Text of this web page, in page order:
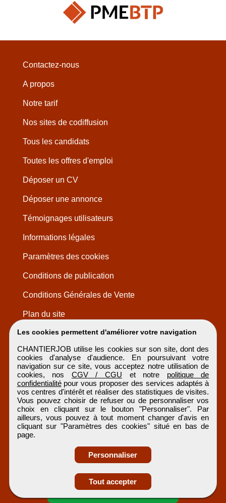
Obtenir ses
coordonnées
Les cookies permettent d'améliorer votre navigation
CHANTIERJOB utilise les cookies sur son site, dont des
cookies d'analyse d'audience. En poursuivant votre
navigation sur ce site, vous acceptez notre utilisation de
cookies, nos CGV / CGU et notre politique de
confidentialitépour vous proposer des services adaptés à
vos centres d'intérêt et réaliser des statistiques de visites.
Vous pouvez choisir de refuser ou de personnaliser vos
choix en cliquant sur le bouton "Personnaliser". Par
ailleurs, vous pouvez à tout moment changer d'avis en
cliquant sur "Paramètres des cookies" situé en bas de
page.
Personnaliser
Tout accepter
Contactez-nous
A propos
Notre tarif
Nos sites de codiffusion
Tous les candidats
Toutes les offres d'emploi
Déposer un CV
Déposer une annonce
Témoignages utilisateurs
Informations légales
Paramètres des cookies
Conditions de publication
Conditions Générales de Vente
Plan du site
CHANTIERJOB
Tous droits réservés © 1999 - 2026